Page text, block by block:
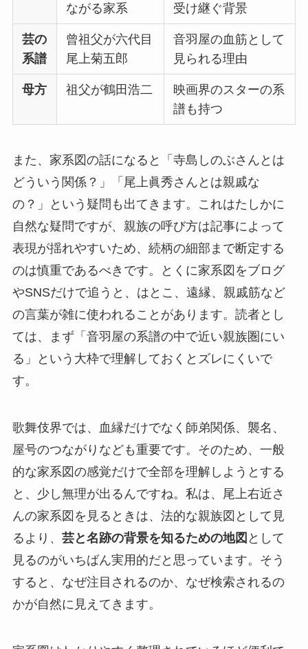
ながる家系
受け継ぐ背景
芸の
系譜
曾祖父が六代目
尾上菊五郎
音羽屋の血筋として
見られる理由
母方 祖父が鶴田浩二
映画界のスターの系
譜も持つ
また、家系図の話になると「寺島しのぶさんとは
どういう関係？」「尾上眞秀さんとは親戚な
の？」という疑問も出てきます。これはたしかに
自然な疑問ですが、親族の呼び方は記事によって
表現が揺れやすいため、続柄の細部まで断定する
のは慎重であるべきです。とくに家系図をブログ
やSNSだけで追うと、はとこ、遠縁、親戚筋など
の言葉が雑に使われることがあります。読者とし
ては、まず「音羽屋の系譜の中で近い親族圏にい
る」という大枠で理解しておくとズレにくいで
す。
歌舞伎界では、血縁だけでなく師弟関係、襲名、
屋号のつながりなども重要です。そのため、一般
的な家系図の感覚だけで全部を理解しようとする
と、少し無理が出るんですね。私は、尾上右近さ
んの家系図を見るときは、法的な親族図として見
るより、 芸と名跡の背景を知るための地図 として
見るのがいちばん実用的だと思っています。そう
すると、なぜ注目されるのか、なぜ検索されるの
かが自然に見えてきます。